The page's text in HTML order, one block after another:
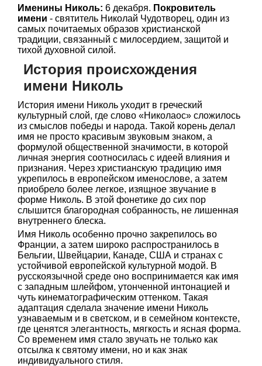
Именины Николь: 6 декабря. Покровитель
имени - святитель Николай Чудотворец, один из
самых почитаемых образов христианской
традиции, связанный с милосердием, защитой и
тихой духовной силой.
История происхождения
имени Николь
История имени Николь уходит в греческий
культурный слой, где слово «Николаос» сложилось
из смыслов победы и народа. Такой корень делал
имя не просто красивым звуковым знаком, а
формулой общественной значимости, в которой
личная энергия соотносилась с идеей влияния и
признания. Через христианскую традицию имя
укрепилось в европейском именослове, а затем
приобрело более легкое, изящное звучание в
форме Николь. В этой фонетике до сих пор
слышится благородная собранность, не лишенная
внутреннего блеска.
Имя Николь особенно прочно закрепилось во
Франции, а затем широко распространилось в
Бельгии, Швейцарии, Канаде, США и странах с
устойчивой европейской культурной модой. В
русскоязычной среде оно воспринимается как имя
с западным шлейфом, утонченной интонацией и
чуть кинематографическим оттенком. Такая
адаптация сделала значение имени Николь
узнаваемым и в светском, и в семейном контексте,
где ценятся элегантность, мягкость и ясная форма.
Со временем имя стало звучать не только как
отсылка к святому имени, но и как знак
индивидуального стиля.